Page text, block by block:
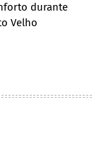
durante
Velho